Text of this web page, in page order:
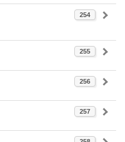
254
255
256
257